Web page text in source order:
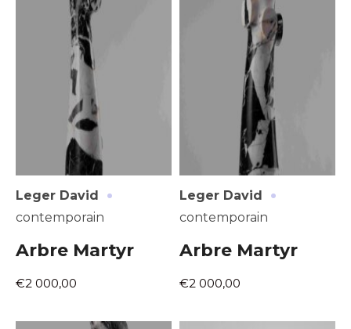
* Champ obligatoire
Statut / Organisation
J'accepte les
* Champ obligatoire
Leger David ·
contemporain
Arbre Martyr
€2 000,00
Leger David ·
contemporain
Arbre Martyr
€2 000,00